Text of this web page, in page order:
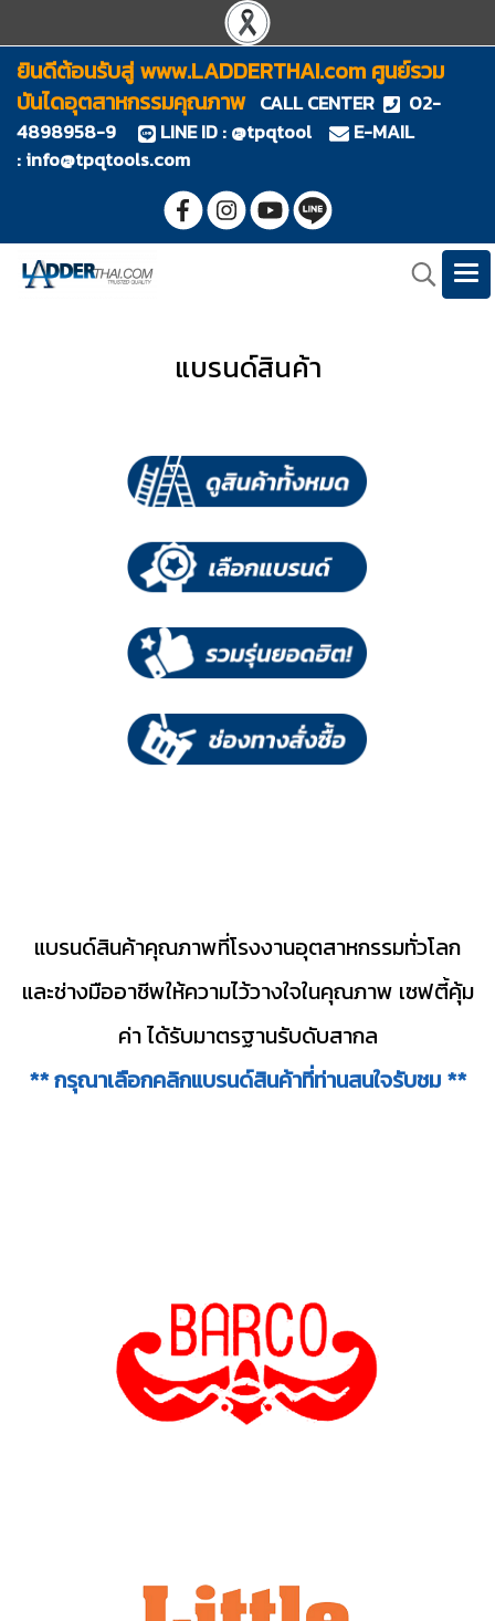
ยินดีต้อนรับสู่ www.LADDERTHAI.com ศูนย์รวม
บันไดอุตสาหกรรมคุณภาพ CALL CENTER
02-
4898958-9
LINE ID : @tpqtool
E-MAIL
:info@tpqtools.com
แบรนด์สินค้า
แบรนด์สินค้าคุณภาพที่โรงงานอุตสาหกรรมทั่วโลก
และช่างมืออาชีพให้ความไว้วางใจในคุณภาพ เซฟตี้คุ้ม
ค่า ได้รับมาตรฐานรับดับสากล
** กรุณาเลือกคลิกแบรนด์สินค้าที่ท่านสนใจรับชม **